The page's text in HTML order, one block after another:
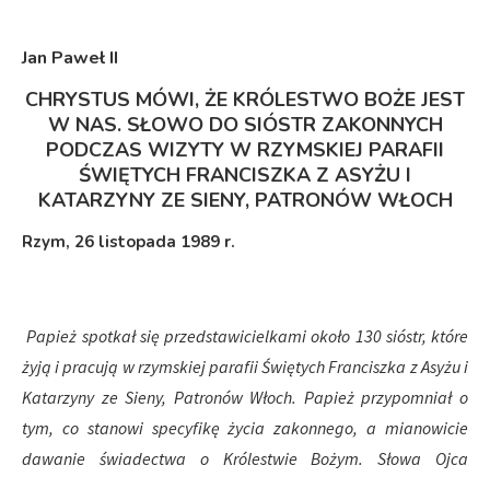
Jan Paweł II
CHRYSTUS MÓWI, ŻE KRÓLESTWO BOŻE JEST
W NAS. SŁOWO DO SIÓSTR ZAKONNYCH
PODCZAS WIZYTY W RZYMSKIEJ PARAFII
ŚWIĘTYCH FRANCISZKA Z ASYŻU I
KATARZYNY ZE SIENY, PATRONÓW WŁOCH
Rzym, 26 listopada 1989 r.
Papież spotkał się przedstawicielkami około 130 sióstr, które
żyją i pracują w rzymskiej parafii Świętych Franciszka z Asyżu i
Katarzyny ze Sieny, Patronów Włoch. Papież przypomniał o
tym, co stanowi specyfikę życia zakonnego, a mianowicie
dawanie świadectwa o Królestwie Bożym. Słowa Ojca